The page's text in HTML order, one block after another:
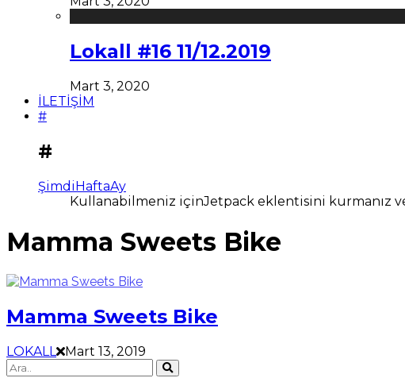
Lokall #16 11/12.2019
Mart 3, 2020
İLETİŞİM
#
#
ŞimdiHaftaAy
Kullanabilmeniz içinJetpack eklentisini kurmanız
Mamma Sweets Bike
Mamma Sweets Bike
LOKALL Mart 13, 2019